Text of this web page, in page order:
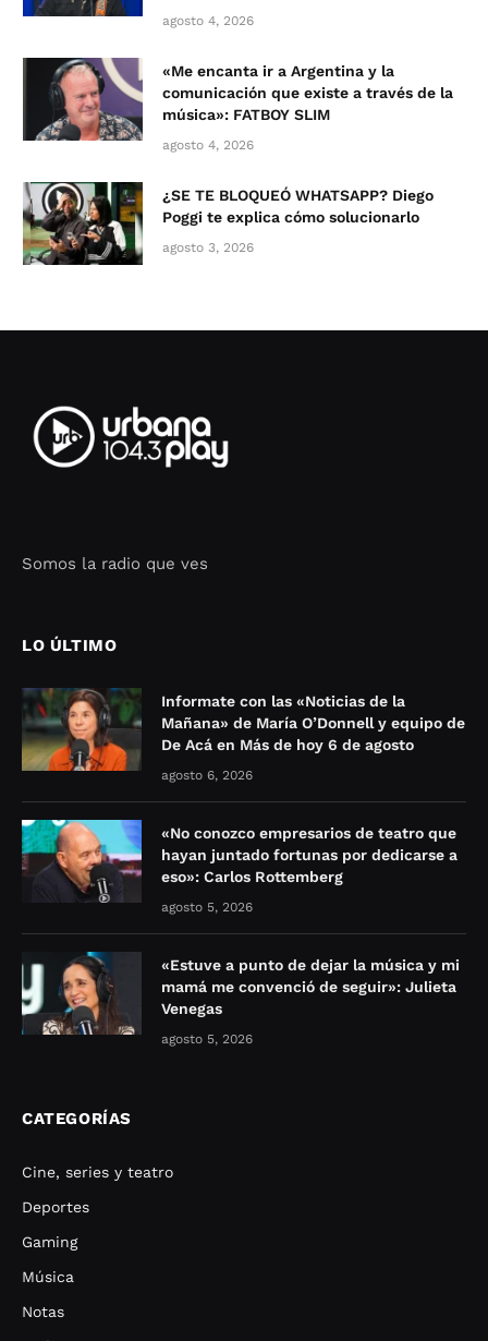
agosto 4, 2026
«Me encanta ir a Argentina y la
comunicación que existe a través de la
música»: FATBOY SLIM
agosto 4, 2026
¿SE TE BLOQUEÓ WHATSAPP? Diego
Poggi te explica cómo solucionarlo
agosto 3, 2026
Somos la radio que ves
LO ÚLTIMO
Informate con las «Noticias de la
Mañana» de María O’Donnell y equipo de
De Acá en Más de hoy 6 de agosto
agosto 6, 2026
«No conozco empresarios de teatro que
hayan juntado fortunas por dedicarse a
eso»: Carlos Rottemberg
agosto 5, 2026
«Estuve a punto de dejar la música y mi
mamá me convenció de seguir»: Julieta
Venegas
agosto 5, 2026
CATEGORÍAS
Cine, series y teatro
Deportes
Gaming
Música
Notas